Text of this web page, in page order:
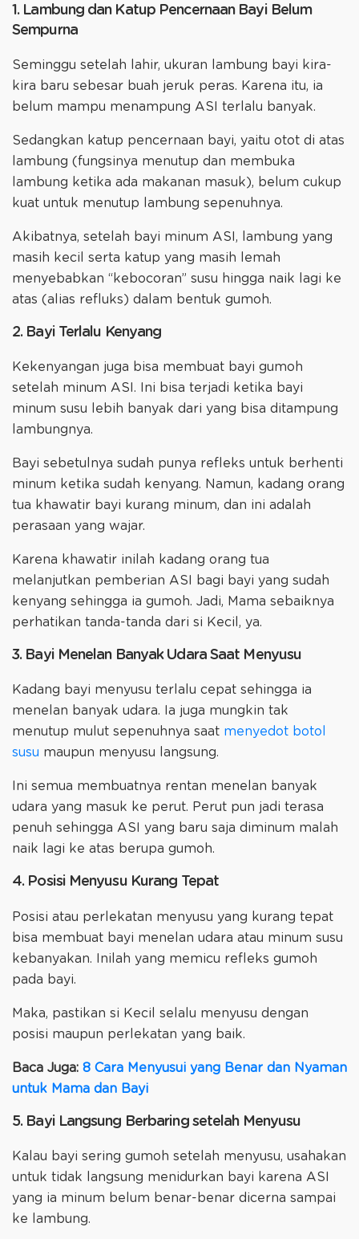
1. Lambung dan Katup Pencernaan Bayi Belum
Sempurna
Seminggu setelah lahir, ukuran lambung bayi kira-
kira baru sebesar buah jeruk peras. Karena itu, ia
belum mampu menampung ASI terlalu banyak.
Sedangkan katup pencernaan bayi, yaitu otot di atas
lambung (fungsinya menutup dan membuka
lambung ketika ada makanan masuk), belum cukup
kuat untuk menutup lambung sepenuhnya.
Akibatnya, setelah bayi minum ASI, lambung yang
masih kecil serta katup yang masih lemah
menyebabkan “kebocoran” susu hingga naik lagi ke
atas (alias refluks) dalam bentuk gumoh.
2. Bayi Terlalu Kenyang
Kekenyangan juga bisa membuat bayi gumoh
setelah minum ASI. Ini bisa terjadi ketika bayi
minum susu lebih banyak dari yang bisa ditampung
lambungnya.
Bayi sebetulnya sudah punya refleks untuk berhenti
minum ketika sudah kenyang. Namun, kadang orang
tua khawatir bayi kurang minum, dan ini adalah
perasaan yang wajar.
Karena khawatir inilah kadang orang tua
melanjutkan pemberian ASI bagi bayi yang sudah
kenyang sehingga ia gumoh. Jadi, Mama sebaiknya
perhatikan tanda-tanda dari si Kecil, ya.
3. Bayi Menelan Banyak Udara Saat Menyusu
Kadang bayi menyusu terlalu cepat sehingga ia
menelan banyak udara. Ia juga mungkin tak
menutup mulut sepenuhnya saat menyedot botol
susu maupun menyusu langsung.
Ini semua membuatnya rentan menelan banyak
udara yang masuk ke perut. Perut pun jadi terasa
penuh sehingga ASI yang baru saja diminum malah
naik lagi ke atas berupa gumoh.
4. Posisi Menyusu Kurang Tepat
Posisi atau perlekatan menyusu yang kurang tepat
bisa membuat bayi menelan udara atau minum susu
kebanyakan. Inilah yang memicu refleks gumoh
pada bayi.
Maka, pastikan si Kecil selalu menyusu dengan
posisi maupun perlekatan yang baik.
Baca Juga: 8 Cara Menyusui yang Benar dan Nyaman
untuk Mama dan Bayi
5. Bayi Langsung Berbaring setelah Menyusu
Kalau bayi sering gumoh setelah menyusu, usahakan
untuk tidak langsung menidurkan bayi karena ASI
yang ia minum belum benar-benar dicerna sampai
ke lambung.